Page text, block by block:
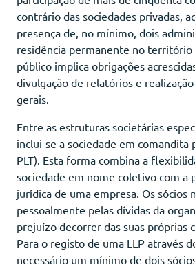
contrário das sociedades privadas,
presença de, no mínimo, dois
residência permanente no território
público implica obrigações
divulgação de relatórios e
gerais.
Entre as estruturas societárias
inclui-se a sociedade em comandita
PLT). Esta forma combina a
sociedade em nome coletivo com a
jurídica de uma empresa. Os sócios
pessoalmente pelas dívidas da
prejuízo decorrer das suas próprias
Para o registo de uma LLP através
necessário um mínimo de dois